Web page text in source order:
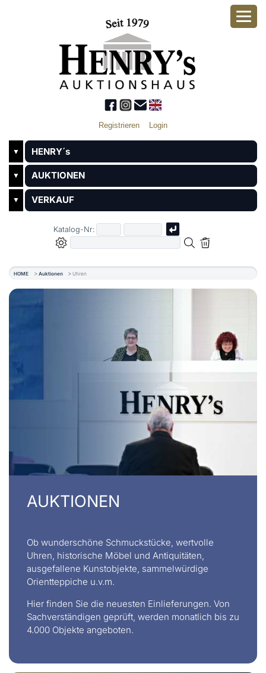
Registrieren Login
▼ HENRY´s
▼ AUKTIONEN
▼ VERKAUF
Katalog-Nr:
HOME Auktionen Uhren
AUKTIONEN
Ob wunderschöne Schmuckstücke, wertvolle
Uhren, historische Möbel und Antiquitäten,
ausgefallene Kunstobjekte, sammelwürdige
Orientteppiche u.v.m.
Hier finden Sie die neuesten Einlieferungen. Von
Sachverständigen geprüft, werden monatlich bis zu
4.000 Objekte angeboten.